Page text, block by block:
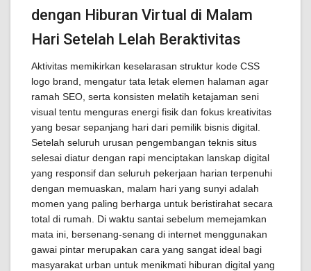
dengan Hiburan Virtual di Malam
Hari Setelah Lelah Beraktivitas
Aktivitas memikirkan keselarasan struktur kode CSS
logo brand, mengatur tata letak elemen halaman agar
ramah SEO, serta konsisten melatih ketajaman seni
visual tentu menguras energi fisik dan fokus kreativitas
yang besar sepanjang hari dari pemilik bisnis digital.
Setelah seluruh urusan pengembangan teknis situs
selesai diatur dengan rapi menciptakan lanskap digital
yang responsif dan seluruh pekerjaan harian terpenuhi
dengan memuaskan, malam hari yang sunyi adalah
momen yang paling berharga untuk beristirahat secara
total di rumah. Di waktu santai sebelum memejamkan
mata ini, bersenang-senang di internet menggunakan
gawai pintar merupakan cara yang sangat ideal bagi
masyarakat urban untuk menikmati hiburan digital yang